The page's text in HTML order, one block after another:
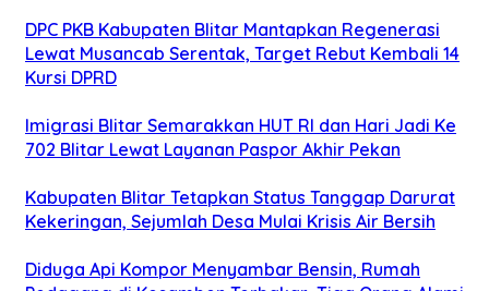
DPC PKB Kabupaten Blitar Mantapkan Regenerasi
Lewat Musancab Serentak, Target Rebut Kembali 14
Kursi DPRD
Imigrasi Blitar Semarakkan HUT RI dan Hari Jadi Ke
702 Blitar Lewat Layanan Paspor Akhir Pekan
Kabupaten Blitar Tetapkan Status Tanggap Darurat
Kekeringan, Sejumlah Desa Mulai Krisis Air Bersih
Diduga Api Kompor Menyambar Bensin, Rumah